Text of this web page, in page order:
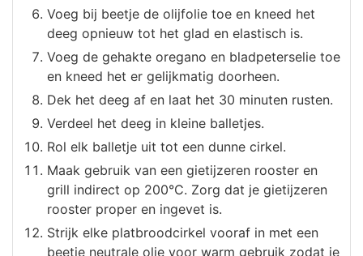
Voeg bij beetje de olijfolie toe en kneed het
deeg opnieuw tot het glad en elastisch is.
Voeg de gehakte oregano en bladpeterselie toe
en kneed het er gelijkmatig doorheen.
Dek het deeg af en laat het 30 minuten rusten.
Verdeel het deeg in kleine balletjes.
Rol elk balletje uit tot een dunne cirkel.
Maak gebruik van een gietijzeren rooster en
grill indirect op 200°C. Zorg dat je gietijzeren
rooster proper en ingevet is.
Strijk elke platbroodcirkel vooraf in met een
beetje neutrale olie voor warm gebruik zodat je